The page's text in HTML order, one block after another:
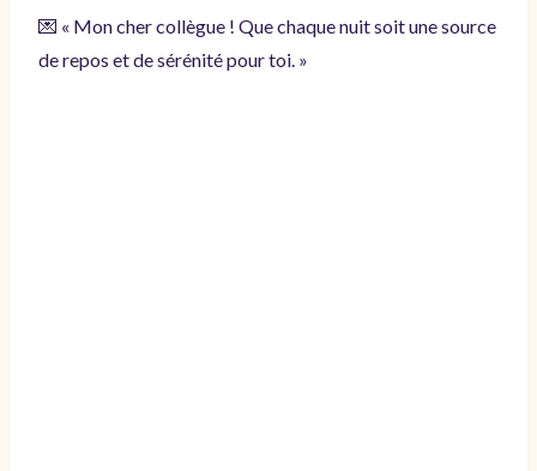
💌 « Mon cher collègue ! Que chaque nuit soit une source
de repos et de sérénité pour toi. »